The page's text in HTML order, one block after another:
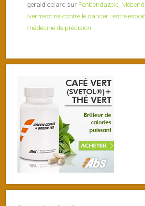
gerald colard sur Fenbendazole,
Ivermectine contre le cancer : entre
médecine de précision